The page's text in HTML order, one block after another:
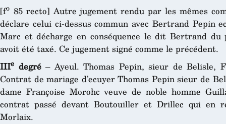
[fo 85 recto] Autre jugement rendu par les mêmes
déclare celui ci-dessus commun avec Bertrand Pepin
Marc et décharge en conséquence le dit Bertrand du
avoit été taxé. Ce jugement signé comme le précédent.
IIIe degré– Ayeul. Thomas Pepin, sieur de Belisle,
Contrat de mariage d’ecuyer Thomas Pepin sieur de
dame Françoise Morohc veuve de noble homme
contrat passé devant Boutouiller et Drillec qui en
Morlaix.